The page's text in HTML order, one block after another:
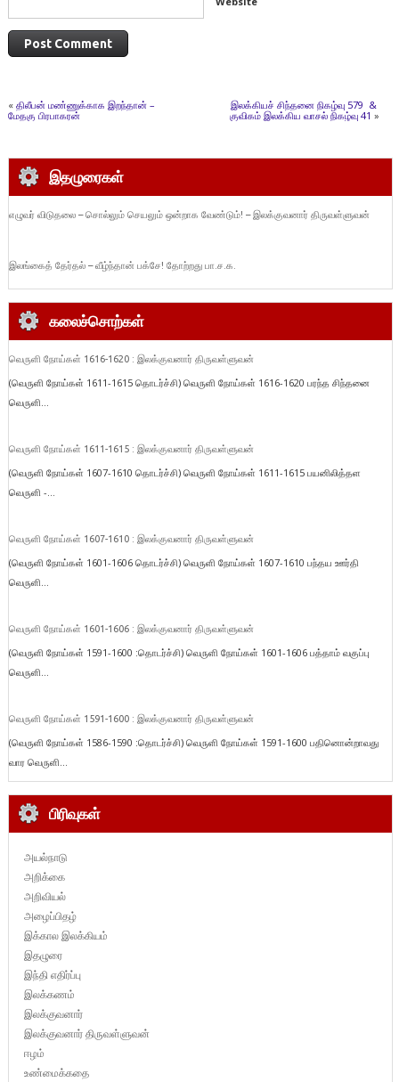
« திலீபன் மண்ணுக்காக இறந்தான் –
மேதகு பிரபாகரன்
இலக்கியச் சிந்தனை நிகழ்வு 579 &
குவிகம் இலக்கிய வாசல் நிகழ்வு 41 »
இதழுரைகள்
எழுவர் விடுதலை – சொல்லும் செயலும் ஒன்றாக வேண்டும்! – இலக்குவனார் திருவள்ளுவன்
இலங்கைத் தேர்தல் – வீழ்ந்தான் பக்சே! தோற்றது பா.ச.க.
கலைச்சொற்கள்
வெருளி நோய்கள் 1616-1620 : இலக்குவனார் திருவள்ளுவன்
(வெருளி நோய்கள் 1611-1615 தொடர்ச்சி) வெருளி நோய்கள் 1616-1620 பரந்த சிந்தனை
வெருளி...
வெருளி நோய்கள் 1611-1615 : இலக்குவனார் திருவள்ளுவன்
(வெருளி நோய்கள் 1607-1610 தொடர்ச்சி) வெருளி நோய்கள் 1611-1615 பயனிலித்தள
வெருளி -...
வெருளி நோய்கள் 1607-1610 : இலக்குவனார் திருவள்ளுவன்
(வெருளி நோய்கள் 1601-1606 தொடர்ச்சி) வெருளி நோய்கள் 1607-1610 பந்தய ஊர்தி
வெருளி...
வெருளி நோய்கள் 1601-1606 : இலக்குவனார் திருவள்ளுவன்
(வெருளி நோய்கள் 1591-1600 :தொடர்ச்சி) வெருளி நோய்கள் 1601-1606 பத்தாம் வகுப்பு
வெருளி...
வெருளி நோய்கள் 1591-1600 : இலக்குவனார் திருவள்ளுவன்
(வெருளி நோய்கள் 1586-1590 :தொடர்ச்சி) வெருளி நோய்கள் 1591-1600 பதினொன்றாவது
வார வெருளி...
பிரிவுகள்
அயல்நாடு
அறிக்கை
அறிவியல்
அழைப்பிதழ்
இக்கால இலக்கியம்
இதழுரை
இந்தி எதிர்ப்பு
இலக்கணம்
இலக்குவனார்
இலக்குவனார் திருவள்ளுவன்
ஈழம்
உண்மைக்கதை